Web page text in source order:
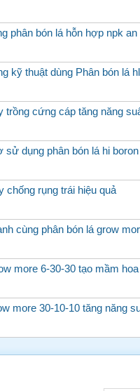
phân bón lá hỗn hợp npk an
kỹ thuật dùng Phân bón lá
trồng cứng cáp tăng năng
sử dụng phân bón lá hi
chống rụng trái hiệu quả
cùng phân bón lá grow
more 6-30-30 tạo mầm hoa
more 30-10-10 tăng năng